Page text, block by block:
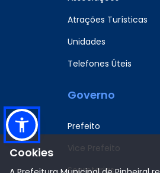
Atrações Turísticas
Unidades
Telefones Úteis
Governo
Prefeito
Vice Prefeito
Secretarias
Cookies